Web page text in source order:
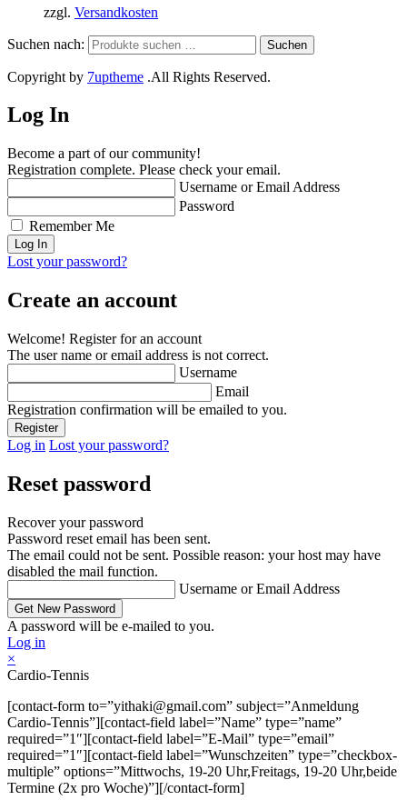
zzgl. Versandkosten
Suchen nach: Suchen
Copyright by 7uptheme .All Rights Reserved.
Log In
Become a part of our community!
Registration complete. Please check your email.
Username or Email Address
Password
Remember Me
Lost your password?
Create an account
Welcome! Register for an account
The user name or email address is not correct.
Username
Email
Registration confirmation will be emailed to you.
Log in Lost your password?
Reset password
Recover your password
Password reset email has been sent.
The email could not be sent. Possible reason: your host may have
disabled the mail function.
Username or Email Address
A password will be e-mailed to you.
Log in
×
Cardio-Tennis
[contact-form to=”yithaki@gmail.com” subject=”Anmeldung
Cardio-Tennis”][contact-field label=”Name” type=”name”
required=”1″][contact-field label=”E-Mail” type=”email”
required=”1″][contact-field label=”Wunschzeiten” type=”checkbox-
multiple” options=”Mittwochs, 19-20 Uhr,Freitags, 19-20 Uhr,beide
Termine (2x pro Woche)”][/contact-form]